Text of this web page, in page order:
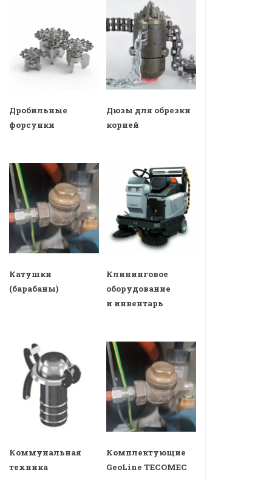
Дробильные
форсунки
Дюзы для обрезки
корней
Катушки
(барабаны)
Клининговое
оборудование
и инвентарь
Коммунальная
техника
Комплектующие
GeoLine TECOMEC